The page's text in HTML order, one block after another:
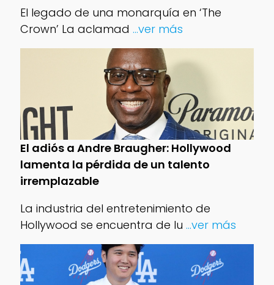
El legado de una monarquía en ‘The
Crown’ La aclamad ...ver más
El adiós a Andre Braugher: Hollywood
lamenta la pérdida de un talento
irremplazable
La industria del entretenimiento de
Hollywood se encuentra de lu ...ver más